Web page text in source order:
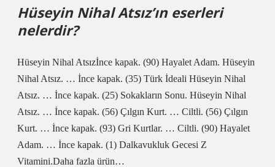
Hüseyin Nihal Atsız’ın eserleri
nelerdir?
Hüseyin Nihal Atsızİnce kapak. (90) Hayalet Adam. Hüseyin
Nihal Atsız. … İnce kapak. (35) Türk İdeali Hüseyin Nihal
Atsız. … İnce kapak. (25) Sokakların Sonu. Hüseyin Nihal
Atsız. … İnce kapak. (56) Çılgın Kurt. … Ciltli. (56) Çılgın
Kurt. … İnce kapak. (93) Gri Kurtlar. … Ciltli. (90) Hayalet
Adam. … İnce kapak. (1) Dalkavukluk Gecesi Z
Vitamini.Daha fazla ürün…